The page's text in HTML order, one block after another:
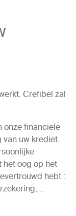
Crefibel zal
onze financiele
uw krediet.
oog op het
hebt :
…